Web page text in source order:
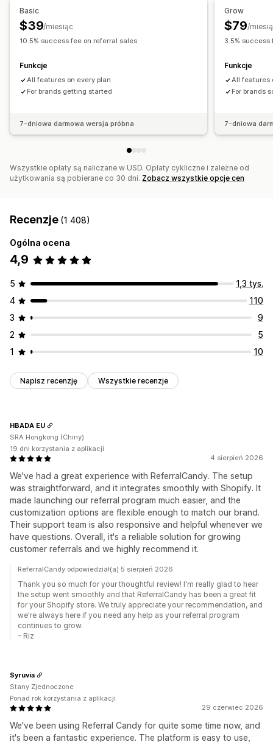
Automatyczne śledzenie
Zbiorcze generowanie linków
Rabaty Śledzenie e-maili
Wyskakujące okienka po zakupie
Śledzenie w czasie rzeczywistym
Doświadczenia związane z programem afiliacyjnym
Niestandardowa rejestracja Portal marki
Płatności
Darmowe produkty
Niestandardowe nagrody
Basic
$39/miesiąc
10.5% success fee on referral sales
Funkcje
All features on every plan
For brands getting started
7-dniowa darmowa wersja próbna
Grow
$79/
3.5% success
Funkcje
All features
For brands
7-dniowa
Wszystkie opłaty są naliczane w USD. Opłaty cykliczne i zależne od
użytkowania są pobierane co 30 dni. Zobacz wszystkie opcje cen
Recenzje (1 408)
Ogólna ocena
4,9
5
1,3 tys.
4
110
3
9
2
5
1
10
Napisz recenzję Wszystkie recenzje
4 sierpień 2026
We've had a great experience with ReferralCandy. The setup
was straightforward, and it integrates smoothly with Shopify. It
made launching our referral program much easier, and the
customization options are flexible enough to match our brand.
Their support team is also responsive and helpful whenever we
have questions. Overall, it's a reliable solution for growing
customer referrals and we highly recommend it.
HBADA EU
SRA Hongkong (Chiny)
19 dni korzystania z aplikacji
ReferralCandy odpowiedział(a) 5 sierpień 2026
Thank you so much for your thoughtful review! I'm really glad to hear
the setup went smoothly and that ReferralCandy has been a great fit
for your Shopify store. We truly appreciate your recommendation, and
we're always here if you need any help as your referral program
continues to grow.
- Riz
29 czerwiec 2026
We've been using Referral Candy for quite some time now, and
it's been a fantastic experience. The platform is easy to use,
Syruvia
Stany Zjednoczone
Ponad rok korzystania z aplikacji